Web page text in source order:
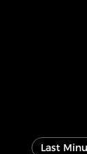
Last